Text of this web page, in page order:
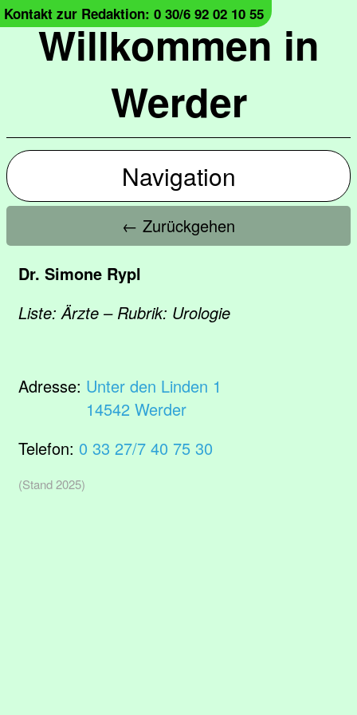
Willkommen in
Werder
Kontakt zur Redaktion: 0 30/6 92 02 10 55
Navigation
← Zurückgehen
Dr. Simone Rypl
Liste: Ärzte – Rubrik: Urologie
Adresse: Unter den Linden 1
14542 Werder
Telefon: 0 33 27/7 40 75 30
(Stand 2025)